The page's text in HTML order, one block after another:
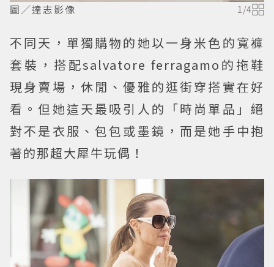
圖／達志影像 1/4
不同天，單獨購物的她以一身米色的寬褲
套裝，搭配salvatore ferragamo的拖鞋
現身賣場，休閒、優雅的逛街穿搭實在好
看。但她這天最吸引人的「時尚單品」絕
對不是衣服、包包或墨鏡，而是她手中抱
著的那超大犀牛玩偶！